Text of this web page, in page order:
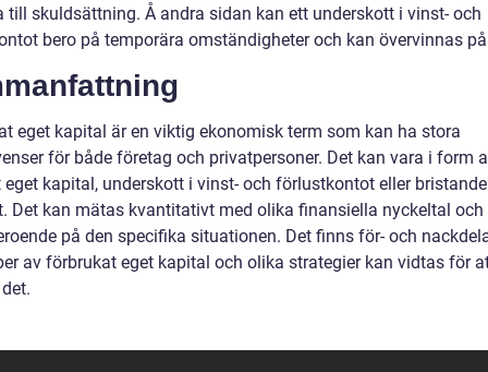
till skuldsättning. Å andra sidan kan ett underskott i vinst- och
bero på temporära omständigheter och kan övervinnas
eget kapital är en viktig ekonomisk term som kan ha stora
för både företag och privatpersoner. Det kan vara i form
eget kapital, underskott i vinst- och förlustkontot eller bristande
Det kan mätas kvantitativt med olika finansiella nyckeltal och
på den specifika situationen. Det finns för- och
av förbrukat eget kapital och olika strategier kan vidtas för